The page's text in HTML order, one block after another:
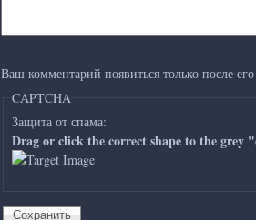
Ваш комментарий появиться только после
CAPTCHA
Защита от спама:
Drag or click the correct shape to the grey